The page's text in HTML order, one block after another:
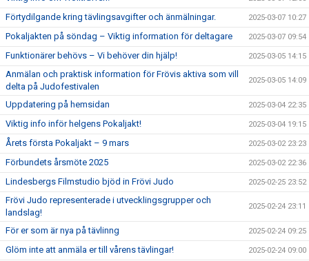
Förtydilgande kring tävlingsavgifter och änmälningar. 2025-03-07 10:27
Pokaljakten på söndag – Viktig information för deltagare 2025-03-07 09:54
Funktionärer behövs – Vi behöver din hjälp! 2025-03-05 14:15
Anmälan och praktisk information för Frövis aktiva som vill
delta på Judofestivalen
2025-03-05 14:09
Uppdatering på hemsidan 2025-03-04 22:35
Viktig info inför helgens Pokaljakt! 2025-03-04 19:15
Årets första Pokaljakt – 9 mars 2025-03-02 23:23
Förbundets årsmöte 2025 2025-03-02 22:36
Lindesbergs Filmstudio bjöd in Frövi Judo 2025-02-25 23:52
Frövi Judo representerade i utvecklingsgrupper och
landslag!
2025-02-24 23:11
För er som är nya på tävlinng 2025-02-24 09:25
Glöm inte att anmäla er till vårens tävlingar! 2025-02-24 09:00